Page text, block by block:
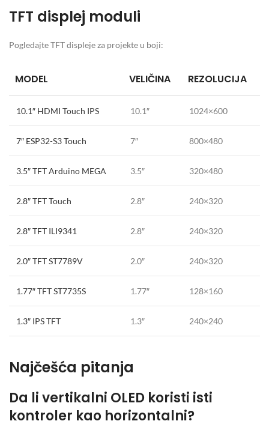
TFT displej moduli
Pogledajte TFT displeje za projekte u boji:
MODEL VELIČINA REZOLUCIJA
10.1″ HDMI Touch IPS 10.1″ 1024×600
7″ ESP32-S3 Touch 7″ 800×480
3.5″ TFT Arduino MEGA 3.5″ 320×480
2.8″ TFT Touch 2.8″ 240×320
2.8″ TFT ILI9341 2.8″ 240×320
2.0″ TFT ST7789V 2.0″ 240×320
1.77″ TFT ST7735S 1.77″ 128×160
1.3″ IPS TFT 1.3″ 240×240
Najčešća pitanja
Da li vertikalni OLED koristi isti
kontroler kao horizontalni?